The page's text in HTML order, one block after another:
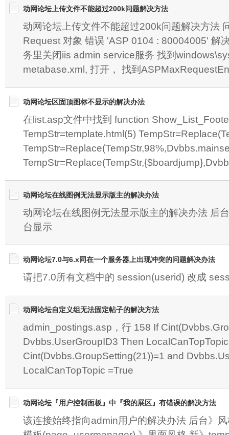
动网论坛上传文件不能超过200k问题解决方法
动网论坛上传文件不能超过200k问题解决方法
Request 对象 错误 'ASP 0104 : 80004005' 解
务里关闭iis admin service服务 找到
metabase.xml, 打开， 找到
动网论坛区固顶图标不显示的解决办法
在list.asp文件中找到 function
TempStr=template.html(5)
动网论坛在线图例无法显示版主的解决办法
动网论坛在线图例无法显示版主的解决办法 后
台显示
动网论坛7.0与6.x同在一个服务器上出现冲突的问题解决办法
请把7.0所有文档中的 session(userid) 改成
动网论坛自定义组无法固定帖子的解决方法
admin_postings.asp，行 158 If
Dvbbs.UserGroupID3 Then
Cint(Dvbbs.GroupSetting(21))=1 and
LocalCanTopTopic =True
动网论坛『用户控制面板』中『我的展区』有错误的解决方法
该连接始终指向admin用户的解决办法 后台》